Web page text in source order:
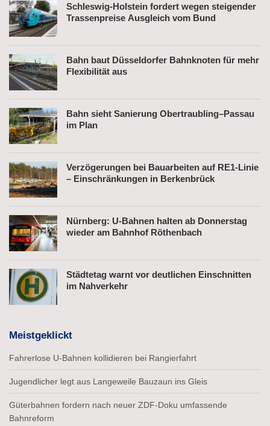
Schleswig-Holstein fordert wegen steigender
Trassenpreise Ausgleich vom Bund
Bahn baut Düsseldorfer Bahnknoten für mehr
Flexibilität aus
Bahn sieht Sanierung Obertraubling–Passau
im Plan
Verzögerungen bei Bauarbeiten auf RE1-Linie
– Einschränkungen in Berkenbrück
Nürnberg: U-Bahnen halten ab Donnerstag
wieder am Bahnhof Röthenbach
Städtetag warnt vor deutlichen Einschnitten
im Nahverkehr
Meistgeklickt
Fahrerlose U-Bahnen kollidieren bei Rangierfahrt
Jugendlicher legt aus Langeweile Bauzaun ins Gleis
Güterbahnen fordern nach neuer ZDF-Doku umfassende
Bahnreform